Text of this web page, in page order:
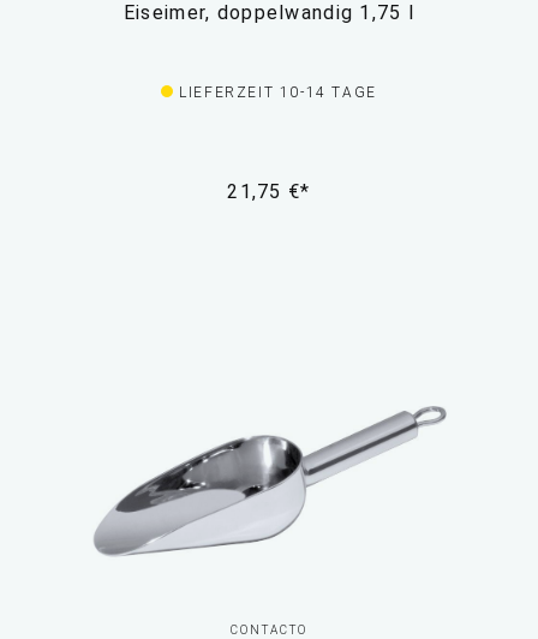
Eiseimer, doppelwandig 1,75 l
LIEFERZEIT 10-14 TAGE
21,75 €*
CONTACTO